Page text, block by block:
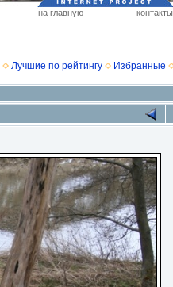
на главную
контакты
Лучшие по рейтингу Избранные